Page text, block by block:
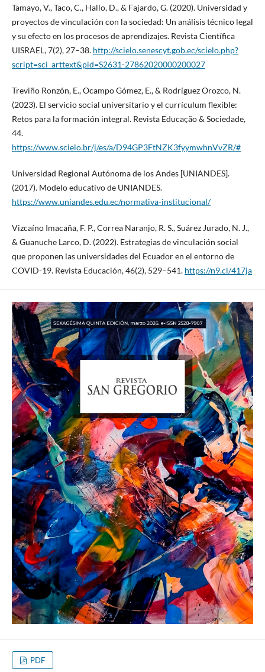
Tamayo, V., Taco, C., Hallo, D., & Fajardo, G. (2020). Universidad y
proyectos de vinculación con la sociedad: Un análisis técnico legal
y su efecto en los procesos de aprendizajes. Revista Científica
UISRAEL, 7(2), 27–38. http://scielo.senescyt.gob.ec/scielo.php?
script=sci_arttext&pid=S2631-27862020000200027
Treviño Ronzón, E., Ocampo Gómez, E., & Rodríguez Orozco, N.
(2023). El servicio social universitario y el currículum flexible:
Retos para la formación integral. Revista Educação & Sociedade,
44.
https://www.scielo.br/j/es/a/D94GP3FtNZK3fyymwhnVvZR/#
Universidad Regional Autónoma de los Andes [UNIANDES].
(2017). Modelo educativo de UNIANDES.
https://www.uniandes.edu.ec/normativa-institucional/
Vizcaíno Imacaña, F. P., Correa Naranjo, R. S., Suárez Jurado, N. J.,
& Guanuche Larco, D. (2022). Estrategias de vinculación social
que proponen las universidades del Ecuador en el entorno de
COVID-19. Revista Educación, 46(2), 529–541. https://n9.cl/417ja
PDF